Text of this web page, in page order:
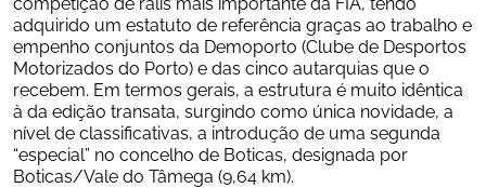
adquirido um estatuto de referência graças ao trabalho e
empenho conjuntos da Demoporto (Clube de Desportos
Motorizados do Porto) e das cinco autarquias que o
recebem. Em termos gerais, a estrutura é muito idêntica
à da edição transata, surgindo como única novidade, a
nível de classificativas, a introdução de uma segunda
“especial” no concelho de Boticas, designada por
Boticas/Vale do Tâmega (9,64 km).